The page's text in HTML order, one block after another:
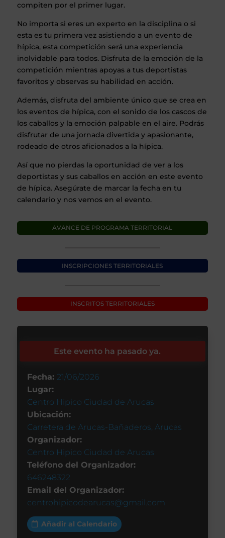
compiten por el primer lugar.
No importa si eres un experto en la disciplina o si
esta es tu primera vez asistiendo a un evento de
hípica, esta competición será una experiencia
inolvidable para todos. Disfruta de la emoción de la
competición mientras apoyas a tus deportistas
favoritos y observas su habilidad en acción.
Además, disfruta del ambiente único que se crea en
los eventos de hípica, con el sonido de los cascos de
los caballos y la emoción palpable en el aire. Podrás
disfrutar de una jornada divertida y apasionante,
rodeado de otros aficionados a la hípica.
Así que no pierdas la oportunidad de ver a los
deportistas y sus caballos en acción en este evento
de hípica. Asegúrate de marcar la fecha en tu
calendario y nos vemos en el evento.
AVANCE DE PROGRAMA TERRITORIAL
INSCRIPCIONES TERRITORIALES
INSCRITOS TERRITORIALES
Este evento ha pasado ya.
Fecha: 21/06/2026
Lugar:
Centro Hipico Ciudad de Arucas
Ubicación:
Carretera de Arucas-Bañaderos, Arucas
Organizador:
Centro Hipico Ciudad de Arucas
Teléfono del Organizador:
646248322
Email del Organizador:
centrohipicodearucas@gmail.com
Añadir al Calendario